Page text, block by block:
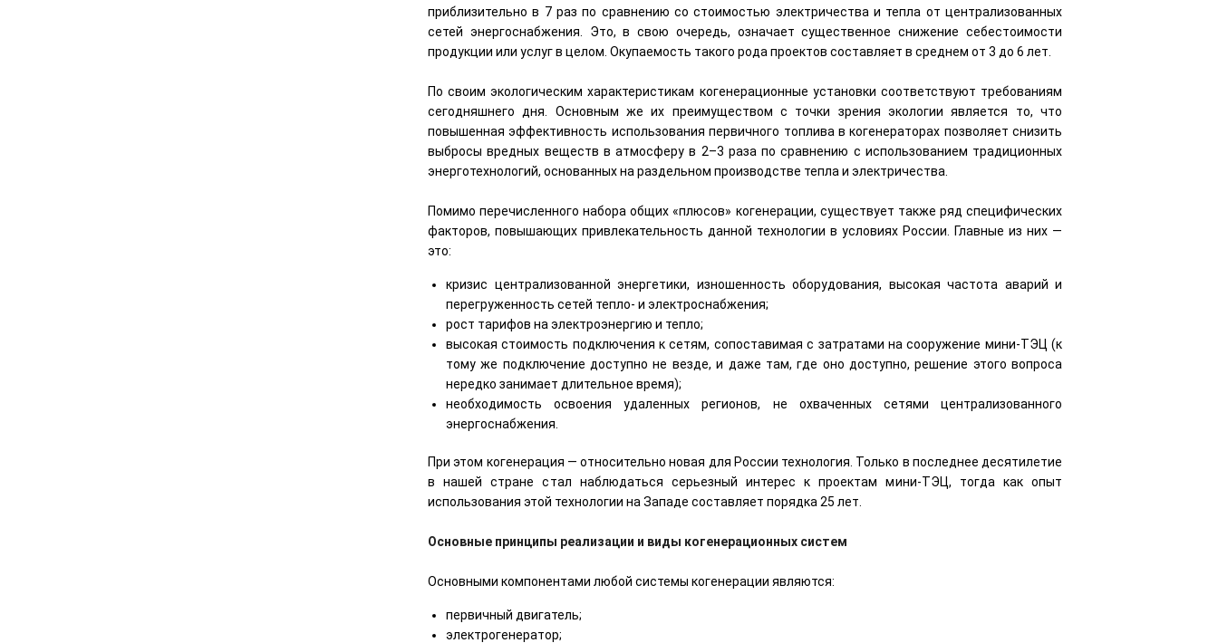
приблизительно в 7 раз по сравнению со стоимостью электричества и тепла от централизованных
сетей энергоснабжения. Это, в свою очередь, означает существенное снижение себестоимости
продукции или услуг в целом. Окупаемость такого рода проектов составляет в среднем от 3 до 6 лет.
По своим экологическим характеристикам когенерационные установки соответствуют требованиям
сегодняшнего дня. Основным же их преимуществом с точки зрения экологии является то, что
повышенная эффективность использования первичного топлива в когенераторах позволяет снизить
выбросы вредных веществ в атмосферу в 2–3 раза по сравнению с использованием традиционных
энерготехнологий, основанных на раздельном производстве тепла и электричества.
Помимо перечисленного набора общих «плюсов» когенерации, существует также ряд специфических
факторов, повышающих привлекательность данной технологии в условиях России. Главные из них —
это:
кризис централизованной энергетики, изношенность оборудования, высокая частота аварий и
перегруженность сетей тепло- и электроснабжения;
рост тарифов на электроэнергию и тепло;
высокая стоимость подключения к сетям, сопоставимая с затратами на сооружение мини-ТЭЦ (к
тому же подключение доступно не везде, и даже там, где оно доступно, решение этого вопроса
нередко занимает длительное время);
необходимость освоения удаленных регионов, не охваченных сетями централизованного
энергоснабжения.
При этом когенерация — относительно новая для России технология. Только в последнее десятилетие
в нашей стране стал наблюдаться серьезный интерес к проектам мини-ТЭЦ, тогда как опыт
использования этой технологии на Западе составляет порядка 25 лет.
Основные принципы реализации и виды когенерационных систем
Основными компонентами любой системы когенерации являются:
первичный двигатель;
электрогенератор;